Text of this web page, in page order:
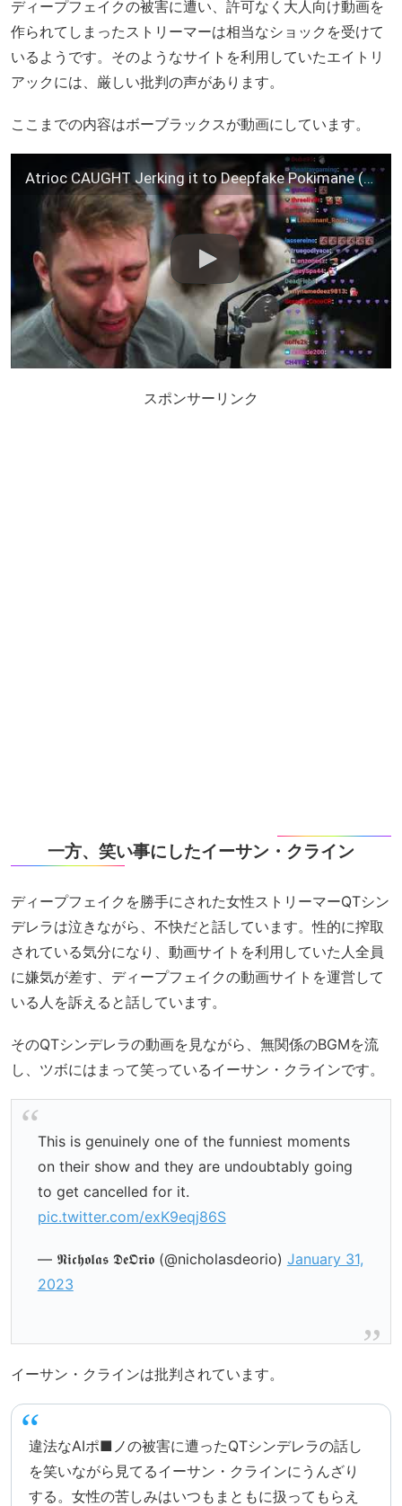
ディープフェイクの被害に遭い、許可なく大人向け動画を
作られてしまったストリーマーは相当なショックを受けて
いるようです。そのようなサイトを利用していたエイトリ
アックには、厳しい批判の声があります。
ここまでの内容はボーブラックスが動画にしています。
Atrioc CAUGHT Jerking it to Deepfake Pokimane (He Knows Her IRL AND Has a Wife)
スポンサーリンク
一方、笑い事にしたイーサン・クライン
ディープフェイクを勝手にされた女性ストリーマーQTシン
デレラは泣きながら、不快だと話しています。性的に搾取
されている気分になり、動画サイトを利用していた人全員
に嫌気が差す、ディープフェイクの動画サイトを運営して
いる人を訴えると話しています。
そのQTシンデレラの動画を見ながら、無関係のBGMを流
し、ツボにはまって笑っているイーサン・クラインです。
This is genuinely one of the funniest moments
on their show and they are undoubtably going
to get cancelled for it.
pic.twitter.com/exK9eqj86S
— 𝕹𝖎𝖈𝖍𝖔𝖑𝖆𝖘 𝕯𝖊𝕺𝖗𝖎𝖔 (@nicholasdeorio) January 31,
2023
イーサン・クラインは批判されています。
違法なAIポ■ノの被害に遭ったQTシンデレラの話し
を笑いながら見てるイーサン・クラインにうんざり
する。女性の苦しみはいつもまともに扱ってもらえ